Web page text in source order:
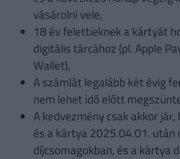
vásárolni vele,
18 év felettieknek a kártyát
digitális tárcához (pl. Apple
Wallet),
A számlát legalább két évig
nem lehet idő előtt
A kedvezmény csak akkor
és a kártya 2025.04.01. után
díjcsomagokban, és a kártya